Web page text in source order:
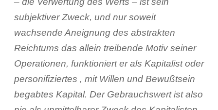
subjektiver Zweck, und nur soweit
wachsende Aneignung des abstrakten
Reichtums das allein treibende Motiv seiner
Operationen, funktioniert er als Kapitalist oder
personifiziertes , mit Willen und Bewußtsein
begabtes Kapital. Der Gebrauchswert ist also